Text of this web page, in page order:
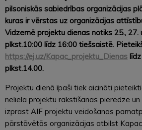
pilsoniskās sabiedrības organizācijas
kuras ir vērstas uz organizācijas
Vidzemē projektu dienas notiks 25., 27.
plkst.10:00 līdz 16:00 tiešsaistē.
https://ej.uz/Kapac_projektu_Dienas
plkst.14.00.
Projektu dienā īpaši tiek aicināti
neliela projektu rakstīšanas pieredze
izprast AIF projektu veidošanas
pārstāvētās organizācijas atbilst